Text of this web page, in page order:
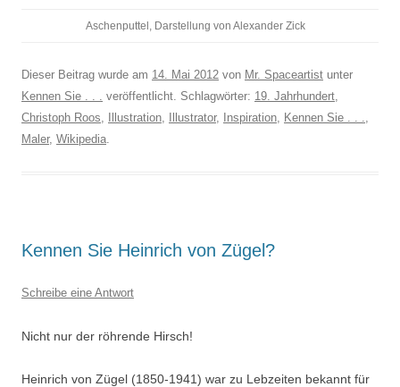
Aschenputtel, Darstellung von Alexander Zick
Dieser Beitrag wurde am 14. Mai 2012 von Mr. Spaceartist unter
Kennen Sie . . . veröffentlicht. Schlagwörter: 19. Jahrhundert,
Christoph Roos, Illustration, Illustrator, Inspiration, Kennen Sie . . .,
Maler, Wikipedia.
Kennen Sie Heinrich von Zügel?
Schreibe eine Antwort
Nicht nur der röhrende Hirsch!
Heinrich von Zügel (1850-1941) war zu Lebzeiten bekannt für